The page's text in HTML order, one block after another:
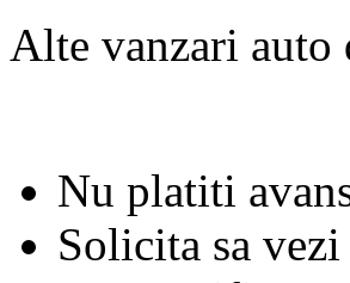
Alte vanzari auto
Nu platiti
Solicita sa vezi